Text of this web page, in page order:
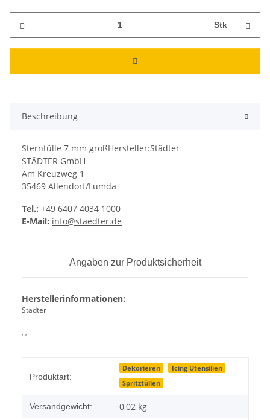
Stk
Beschreibung
Sterntülle 7 mm großHersteller:Städter
STÄDTER GmbH
Am Kreuzweg 1
35469 Allendorf/Lumda
Tel.: +49 6407 4034 1000
E-Mail: info@staedter.de
Angaben zur Produktsicherheit
Herstellerinformationen:
Städter
, ,
Produktart:
Dekorieren
Icing Utensilien
Spritztüllen
Versandgewicht: 0,02 kg